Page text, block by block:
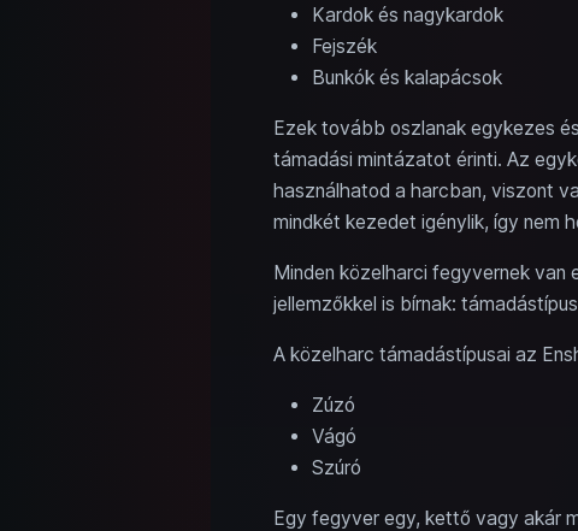
Kardok és nagykardok
Fejszék
Bunkók és kalapácsok
Ezek tovább oszlanak egykezes
támadási mintázatot érinti. Az
használhatod a harcban, viszont
mindkét kezedet igénylik, így nem
Minden közelharci fegyvernek
jellemzőkkel is bírnak:
A közelharc támadástípusai az
Zúzó
Vágó
Szúró
Egy fegyver egy, kettő vagy akár